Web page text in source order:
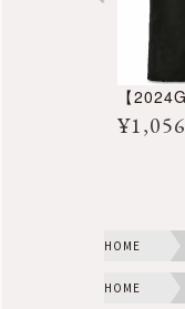
¥1,056
HOME
HOME